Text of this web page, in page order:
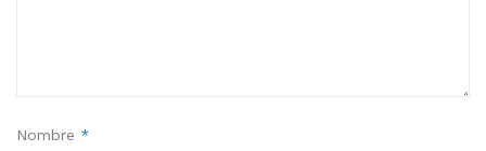
Nombre *